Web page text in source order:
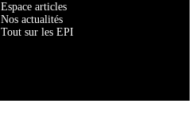
Espace articles
Nos actualités
Tout sur les EPI